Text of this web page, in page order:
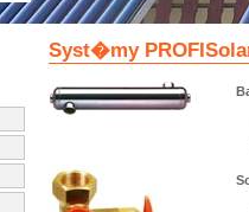
Syst�my